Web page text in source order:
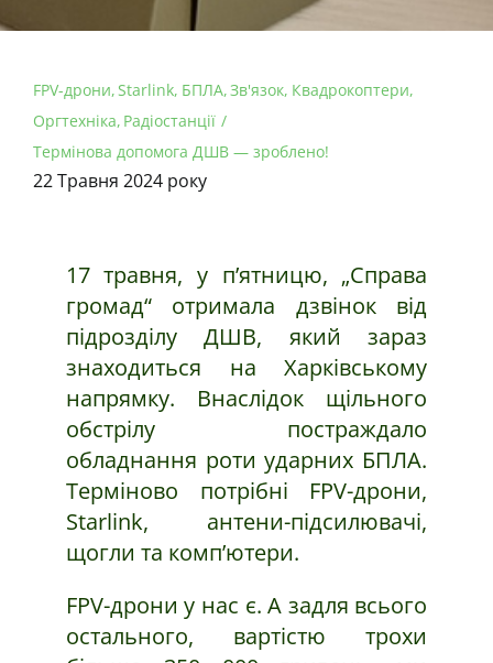
FPV-дрони Starlink БПЛА Зв'язок Квадрокоптери
Оргтехніка Радіостанції
Термінова допомога ДШВ — зроблено!
22 Травня 2024 року
17 травня, у п’ятницю, „Справа
громад“ отримала дзвінок від
підрозділу ДШВ, який зараз
знаходиться на Харківському
напрямку. Внаслідок щільного
обстрілу постраждало
обладнання роти ударних БПЛА.
Терміново потрібні FPV-дрони,
Starlink, антени-підсилювачі,
щогли та комп’ютери.
FPV-дрони у нас є. А задля всього
остального, вартістю трохи